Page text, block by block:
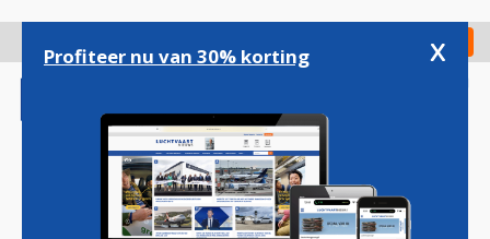
gaan
Check in
Profiteer nu van 30% korting x